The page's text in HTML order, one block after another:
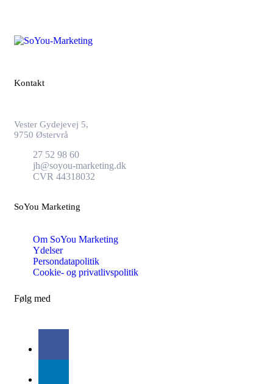
Kontakt
Vester Gydejevej 5,
9750 Østervrå
27 52 98 60
jh@soyou-marketing.dk
CVR 44318032
SoYou Marketing
Om SoYou Marketing
Ydelser
Persondatapolitik
Cookie- og privatlivspolitik
Følg med